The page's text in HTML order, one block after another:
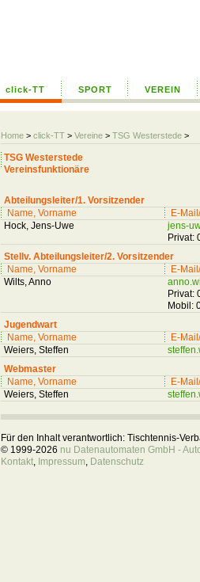
click-TT SPORT VEREIN
Home > click-TT > Vereine > TSG Westerstede >
TSG Westerstede
Vereinsfunktionäre
Abteilungsleiter/1. Vorsitzender
Name, Vorname
E-
Hock, Jens-Uwe
jens-
Privat:
Stellv. Abteilungsleiter/2. Vorsitzender
Name, Vorname
E-
Wilts, Anno
Privat:
Mobil:
Jugendwart
Name, Vorname
E-
Weiers, Steffen
Webmaster
Name, Vorname
E-
Weiers, Steffen
Für den Inhalt verantwortlich: Tischtennis-
© 1999-2026 nu Datenautomaten GmbH -
Kontakt, Impressum, Datenschutz